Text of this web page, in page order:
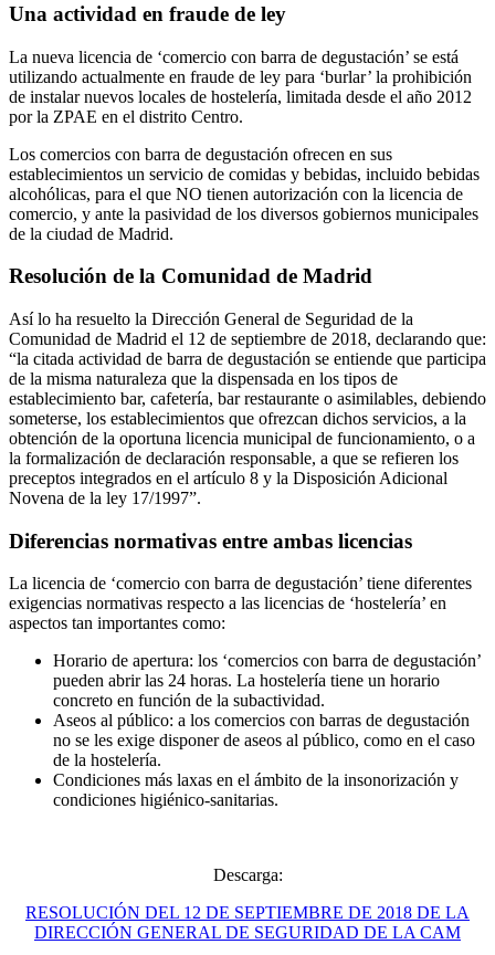
Una actividad en fraude de ley
La nueva licencia de ‘comercio con barra de degustación’ se está
utilizando actualmente en fraude de ley para ‘burlar’ la prohibición
de instalar nuevos locales de hostelería, limitada desde el año 2012
por la ZPAE en el distrito Centro.
Los comercios con barra de degustación ofrecen en sus
establecimientos un servicio de comidas y bebidas, incluido bebidas
alcohólicas, para el que NO tienen autorización con la licencia de
comercio, y ante la pasividad de los diversos gobiernos municipales
de la ciudad de Madrid.
Resolución de la Comunidad de Madrid
Así lo ha resuelto la Dirección General de Seguridad de la
Comunidad de Madrid el 12 de septiembre de 2018, declarando que:
“la citada actividad de barra de degustación se entiende que participa
de la misma naturaleza que la dispensada en los tipos de
establecimiento bar, cafetería, bar restaurante o asimilables, debiendo
someterse, los establecimientos que ofrezcan dichos servicios, a la
obtención de la oportuna licencia municipal de funcionamiento, o a
la formalización de declaración responsable, a que se refieren los
preceptos integrados en el artículo 8 y la Disposición Adicional
Novena de la ley 17/1997”.
Diferencias normativas entre ambas licencias
La licencia de ‘comercio con barra de degustación’ tiene diferentes
exigencias normativas respecto a las licencias de ‘hostelería’ en
aspectos tan importantes como:
Horario de apertura: los ‘comercios con barra de degustación’
pueden abrir las 24 horas. La hostelería tiene un horario
concreto en función de la subactividad.
Aseos al público: a los comercios con barras de degustación
no se les exige disponer de aseos al público, como en el caso
de la hostelería.
Condiciones más laxas en el ámbito de la insonorización y
condiciones higiénico-sanitarias.
Descarga:
RESOLUCIÓN DEL 12 DE SEPTIEMBRE DE 2018 DE LA
DIRECCIÓN GENERAL DE SEGURIDAD DE LA CAM